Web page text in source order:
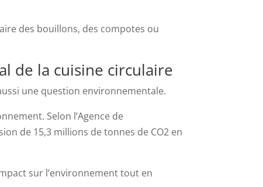
des bouillons, des compotes ou
de la cuisine circulaire
une question environnementale.
Selon l’Agence de
de 15,3 millions de tonnes de CO2 en
sur l’environnement tout en